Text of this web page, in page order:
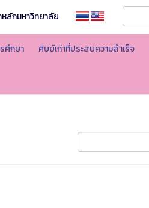
หลักมหาวิทยาลัย
ศึกษา ศิษย์เก่าที่ประสบความสำเร็จ